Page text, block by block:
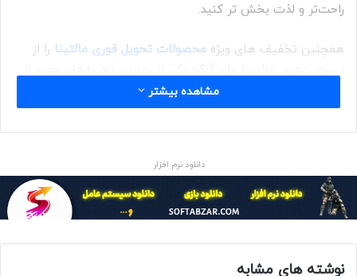
راحت‌تر و لذت بخش تر کنید.
همچنین تخفیف های ویژه محصولات تحویل فوری مالتینا را از
برای شما میسر کند؛ کالاهای پرطرفدار آمازون را جلوتر خریداری
کرده و با امکان ارسال ۲۴ الی ۴۸ ساعته در انبار خود موجود کرده
است.
حراجی محصولات تحویل فوری
مالتینا شامل چه کالاهایی هستند؟
دستبندهای هوشمند
مشاهده بیشتر
دانلود نرم افزار
نوشته های مشابه